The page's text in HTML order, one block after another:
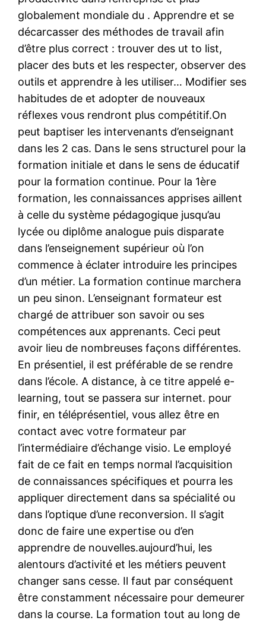
globalement mondiale du . Apprendre et se
décarcasser des méthodes de travail afin
d’être plus correct : trouver des ut to list,
placer des buts et les respecter, observer des
outils et apprendre à les utiliser… Modifier ses
habitudes de et adopter de nouveaux
réflexes vous rendront plus compétitif.On
peut baptiser les intervenants d’enseignant
dans les 2 cas. Dans le sens structurel pour la
formation initiale et dans le sens de éducatif
pour la formation continue. Pour la 1ère
formation, les connaissances apprises aillent
à celle du système pédagogique jusqu’au
lycée ou diplôme analogue puis disparate
dans l’enseignement supérieur où l’on
commence à éclater introduire les principes
d’un métier. La formation continue marchera
un peu sinon. L’enseignant formateur est
chargé de attribuer son savoir ou ses
compétences aux apprenants. Ceci peut
avoir lieu de nombreuses façons différentes.
En présentiel, il est préférable de se rendre
dans l’école. A distance, à ce titre appelé e-
learning, tout se passera sur internet. pour
finir, en téléprésentiel, vous allez être en
contact avec votre formateur par
l’intermédiaire d’échange visio. Le employé
fait de ce fait en temps normal l’acquisition
de connaissances spécifiques et pourra les
appliquer directement dans sa spécialité ou
dans l’optique d’une reconversion. Il s’agit
donc de faire une expertise ou d’en
apprendre de nouvelles.aujourd’hui, les
alentours d’activité et les métiers peuvent
changer sans cesse. Il faut par conséquent
être constamment nécessaire pour demeurer
dans la course. La formation tout au long de